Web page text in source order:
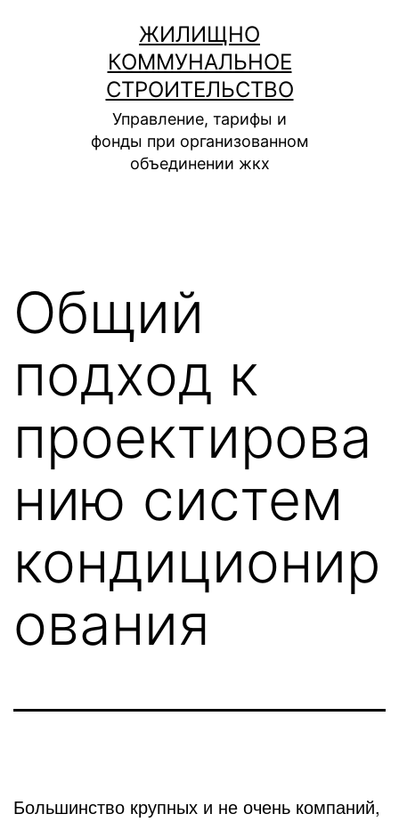
содержимому
ЖИЛИЩНО
КОММУНАЛЬНОЕ
СТРОИТЕЛЬСТВО
Управление, тарифы и
фонды при организованном
объединении жкх
Общий
подход к
проектирова
нию систем
кондиционир
ования
Большинство крупных и не очень компаний,